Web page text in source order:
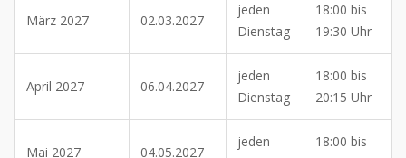
März 2027 02.03.2027
jeden
Dienstag
18:00 bis
19:30 Uhr
April 2027 06.04.2027
jeden
Dienstag
18:00 bis
20:15 Uhr
Mai 2027 04.05.2027
jeden
18:00 bis